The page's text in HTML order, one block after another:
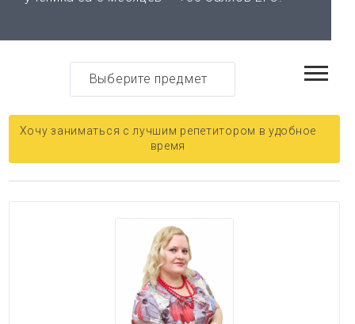
Выберите предмет
Хочу заниматься с лучшим репетитором в удобное
время